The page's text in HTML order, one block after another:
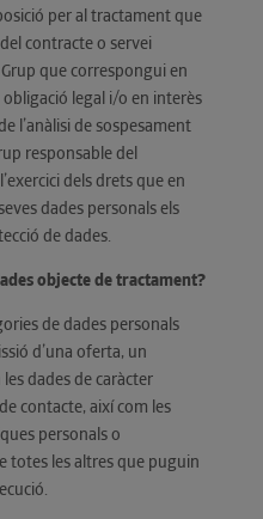
per al tractament que
contracte o servei
que correspongui en
legal i/o en interès
l’anàlisi de sospesament
responsable del
dels drets que en
dades personals els
de dades.
objecte de tractament?
de dades personals
d’una oferta, un
dades de caràcter
contacte, així com les
personals o
totes les altres que puguin